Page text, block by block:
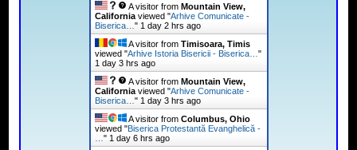
A visitor from Mountain View,
Californiaviewed "Arhive Comunicate -
Biserica… " 1 day 2 hrs ago
A visitor from Timisoara, Timis
viewed "Arhive Istoria Bisericii - Biserica… "
1 day 3 hrs ago
A visitor from Mountain View,
Californiaviewed "Arhive Comunicate -
Biserica… " 1 day 3 hrs ago
A visitor from Columbus, Ohio
viewed "Biserica Protestantă Evanghelică -
" 1 day 6 hrs ago